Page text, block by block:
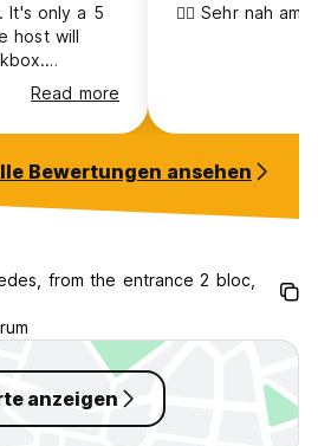
It's only a 5
host will
The
and well
is that it
Read more
👍🏻 Sehr nah am
Bewertungen ansehen
from the entrance 2 bloc,
anzeigen